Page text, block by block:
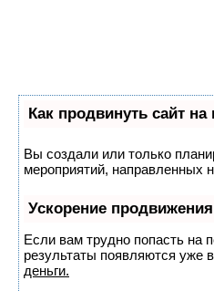
Как продвинуть сайт
Вы создали или только
мероприятий, направленных
Ускорение продвижения
Если вам трудно попасть на
результаты появляются уже
деньги.